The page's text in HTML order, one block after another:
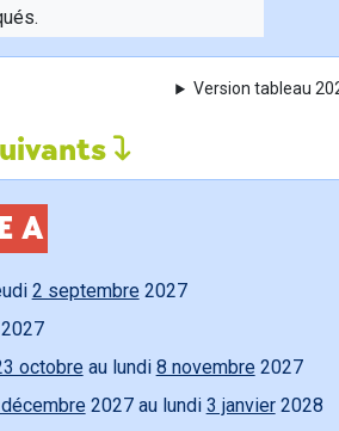
Version tableau
A
2 septembre 2027
2027
octobre au lundi 8 novembre 2027
2027 au lundi 3 janvier2028